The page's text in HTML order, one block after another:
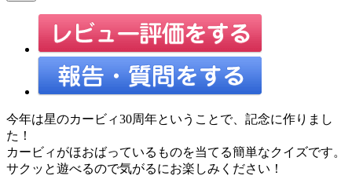
今年は星のカービィ30周年ということで、記念に作りまし
た！
カービィがほおばっているものを当てる簡単なクイズです。
サクッと遊べるので気がるにお楽しみください！